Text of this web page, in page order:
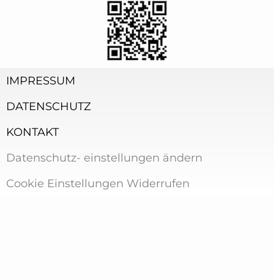
IMPRESSUM
DATENSCHUTZ
KONTAKT
Datenschutz- einstellungen ändern
Cookie Einstellungen Widerrufen